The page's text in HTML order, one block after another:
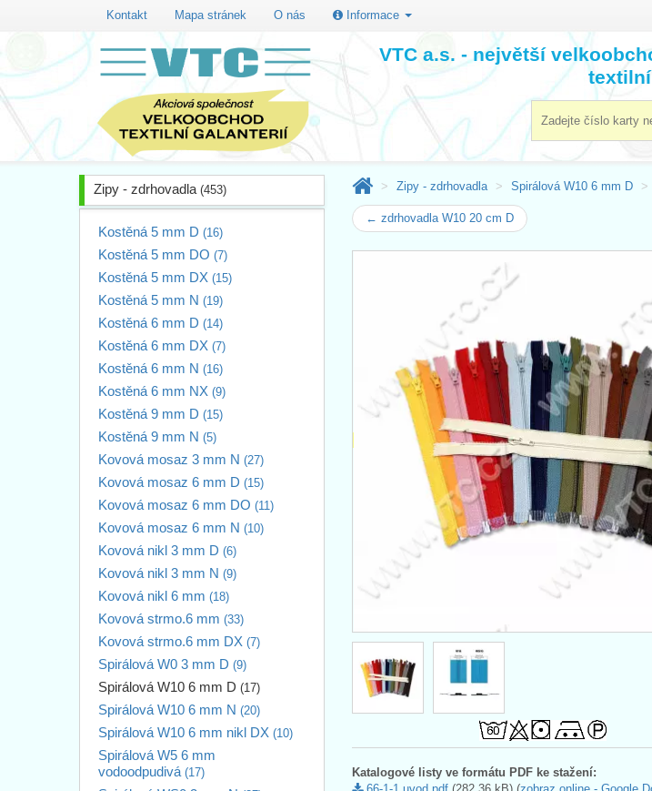
Kontakt Mapa stránek O nás Informace
VTC a.s. - největší
Zipy - zdrhovadla (453)
Kostěná 5 mm D (16)
Kostěná 5 mm DO (7)
Kostěná 5 mm DX (15)
Kostěná 5 mm N (19)
Kostěná 6 mm D (14)
Kostěná 6 mm DX (7)
Kostěná 6 mm N (16)
Kostěná 6 mm NX (9)
Kostěná 9 mm D (15)
Kostěná 9 mm N (5)
Kovová mosaz 3 mm N (27)
Kovová mosaz 6 mm D (15)
Kovová mosaz 6 mm DO (11)
Kovová mosaz 6 mm N (10)
Kovová nikl 3 mm D (6)
Kovová nikl 3 mm N (9)
Kovová nikl 6 mm (18)
Kovová strmo.6 mm (33)
Kovová strmo.6 mm DX (7)
Spirálová W0 3 mm D (9)
Spirálová W10 6 mm D (17)
Spirálová W10 6 mm N (20)
Spirálová W10 6 mm nikl DX (10)
Spirálová W5 6 mm
vodoodpudivá (17)
Zipy - zdrhovadla Spirálová W10 6 mm D
← zdrhovadla W10 20 cm D
Katalogové listy ve formátu PDF ke stažení:
66-1-1 uvod.pdf (282.36 kB) (zobraz online - Google